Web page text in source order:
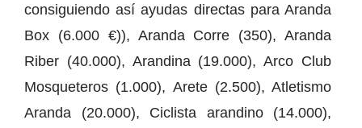
consiguiendo así ayudas directas para Aranda
Box (6.000 €)), Aranda Corre (350), Aranda
Riber (40.000), Arandina (19.000), Arco Club
Mosqueteros (1.000), Arete (2.500), Atletismo
Aranda (20.000), Ciclista arandino (14.000),